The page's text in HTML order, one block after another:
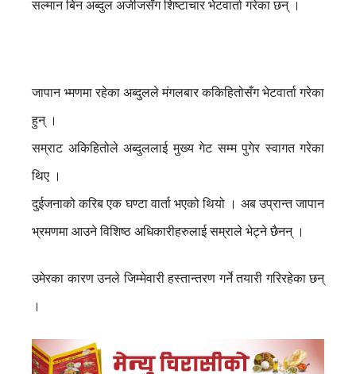
सल्मान बिन अब्दुल अजीजसँग शिष्टाचार भेटवार्ता गरेका छन् ।
जापान भ्मणमा रहेका अब्दुलले मंगलबार ककिहितोसँग भेटवार्ता गरेका
हुन् ।
सम्राट अकिहितोले अब्दुललाई मुख्य गेट सम्म पुगेर स्वागत गरेका
थिए ।
दुईजनाको करिब एक घण्टा वार्ता भएको थियो । अब उप्रान्त जापान
भ्रमणमा आउने विशिष्ठ अधिकारीहरुलाई सम्राले भेट्ने छैनन् ।
उमेरका कारण उनले जिम्मेवारी हस्तान्तरण गर्ने तयारी गरिरहेका छन्
।